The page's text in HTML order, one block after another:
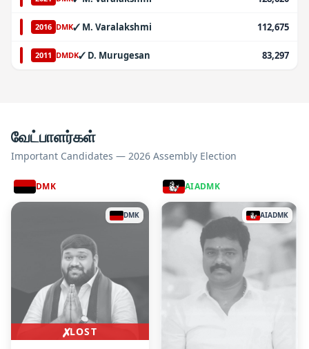
2016 DMK✓ M. Varalakshmi 112,675
2011 DMDK✓ D. Murugesan 83,297
வேட்பாளர்கள்
Important Candidates — 2026 Assembly Election
DMK
✗LOST
DMK
AIADMK
AIADMK